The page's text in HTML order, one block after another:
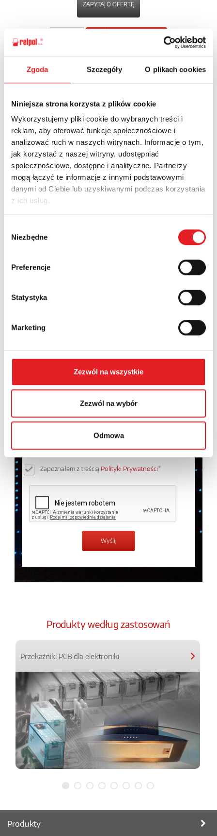
Zgoda Szczegóły O plikach cookies
Niniejsza strona korzysta z plików cookie
Wykorzystujemy pliki cookie do wybranych treści i
reklam, aby oferować funkcje społecznościowe i
analizować ruch w naszych witrynach. Informacje o tym,
jak korzystać z naszej witryny, udostępniać
społecznościowe, dostępne i analityczne. Partnerzy
mogą łączyć te informacje z innymi podstawowymi
danymi od Ciebie lub uzyskiwanymi podczas korzystania
z ich usług.
zgody
Niezbędne
Preferencje
Statystyka
Marketing
Zezwól na wszystkie
Zezwól na wybór
Odmowa
ZAPYTAJ O OFERTĘ
POWRÓT
Zapytaj o szczegóły oferty
Imię i nazwisko: *
Adres e-mail: *
Numer telefonu:
Wyrażam zgodę na przetwarzanie moich danych
temat przetwarzania danych osobowych w
prywatności.*
Zapoznałem z treścią Polityki Prywatności*
Produkty według zastosowań
Przekaźniki PCB dla elektroniki
Produkty